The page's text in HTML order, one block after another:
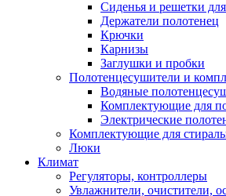
Сиденья и решетки
Держатели полотенец
Крючки
Карнизы
Заглушки и пробки
Полотенцесушители и
Водяные
Комплектующие для
Электрические
Комплектующие для
Люки
Климат
Регуляторы, контроллеры
Увлажнители, очистители,